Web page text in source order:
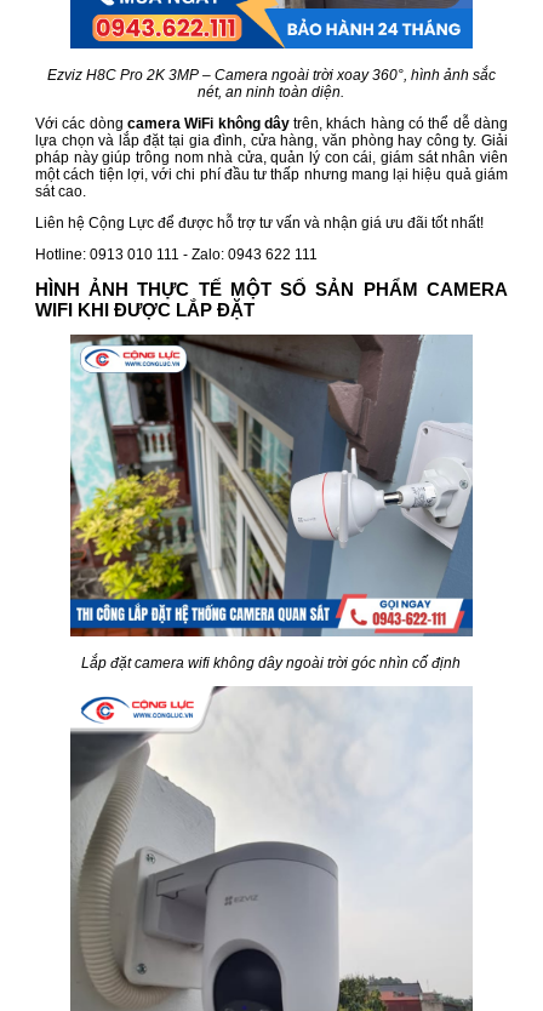
Ezviz H8C Pro 2K 3MP – Camera ngoài trời xoay 360°, hình ảnh sắc
nét, an ninh toàn diện.
Với các dòng camera WiFi không dâytrên, khách hàng có thể dễ dàng
lựa chọn và lắp đặt tại gia đình, cửa hàng, văn phòng hay công ty. Giải
pháp này giúp trông nom nhà cửa, quản lý con cái, giám sát nhân viên
một cách tiện lợi, với chi phí đầu tư thấp nhưng mang lại hiệu quả giám
sát cao.
Liên hệ Cộng Lực để được hỗ trợ tư vấn và nhận giá ưu đãi tốt nhất!
Hotline: 0913 010 111 - Zalo: 0943 622 111
HÌNH ẢNH THỰC TẾ MỘT SỐ SẢN PHẨM CAMERA
WIFI KHI ĐƯỢC LẮP ĐẶT
Lắp đặt camera wifi không dây ngoài trời góc nhìn cố định